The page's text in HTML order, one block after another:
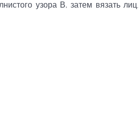
узора В, затем вязать лиц.